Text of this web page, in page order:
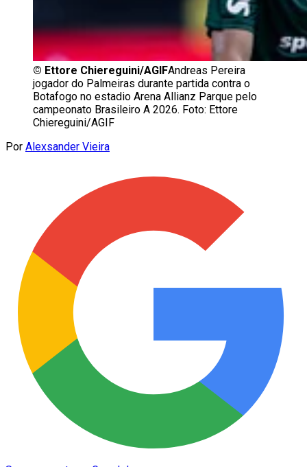
© Ettore Chiereguini/AGIFAndreas Pereira
jogador do Palmeiras durante partida contra o
Botafogo no estadio Arena Allianz Parque pelo
campeonato Brasileiro A 2026. Foto: Ettore
Chiereguini/AGIF
Por Alexsander Vieira